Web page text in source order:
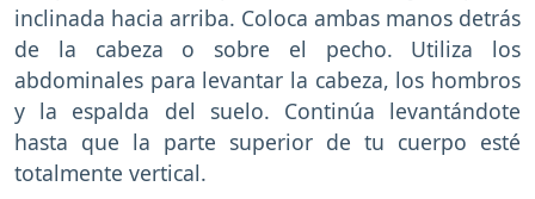
inclinada hacia arriba. Coloca ambas manos detrás
de la cabeza o sobre el pecho. Utiliza los
abdominales para levantar la cabeza, los hombros
y la espalda del suelo. Continúa levantándote
hasta que la parte superior de tu cuerpo esté
totalmente vertical.